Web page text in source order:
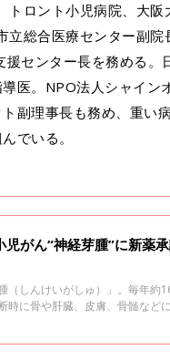
ロント小児病院、大
立総合医療センター副
センター長を務める。
医。NPO法人シャイン
副理事長も務め、重い
でいる。
がん“神経芽腫”に新薬
（しんけいがしゅ）」。毎年約
に骨や肝臓、皮膚、骨髄など